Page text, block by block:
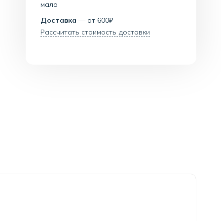
мало
Доставка — от 600₽
Рассчитать стоимость доставки